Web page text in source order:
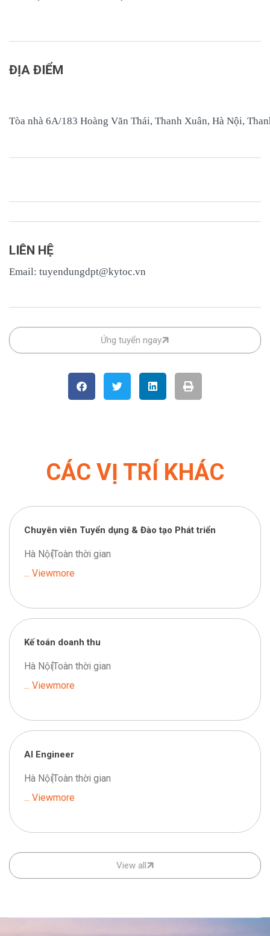
ĐỊA ĐIỂM
Tòa nhà 6A/183 Hoàng Văn Thái, Thanh Xuân, Hà Nội,
LIÊN HỆ
Email: tuyendungdpt@kytoc.vn
Ứng tuyển ngay
CÁC VỊ TRÍ KHÁC
Chuyên viên Tuyển dụng & Đào tạo Phát triển
Hà NộiToàn thời gian
... Viewmore
Kế toán doanh thu
Hà NộiToàn thời gian
... Viewmore
AI Engineer
Hà NộiToàn thời gian
... Viewmore
View all